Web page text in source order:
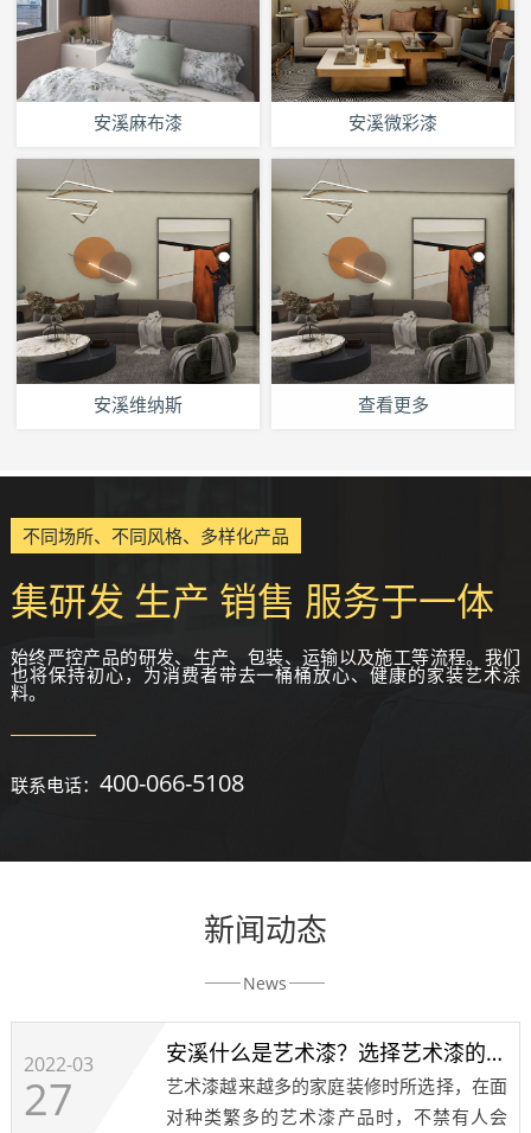
安溪麻布漆 安溪微彩漆
安溪维纳斯 查看更多
不同场所、不同风格、多样化产品
集研发 生产 销售 服务于一体
始终严控产品的研发、生产、包装、运输以及施工等流程。我们
也将保持初心，为消费者带去一桶桶放心、健康的家装艺术涂
料。
联系电话： 400-066-5108
新闻动态
News
2022-03
27
安溪什么是艺术漆？选择艺术漆的技巧
艺术漆越来越多的家庭装修时所选择，在面
对种类繁多的艺术漆产品时，不禁有人会